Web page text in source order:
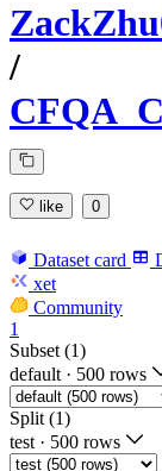
/
like 0
Dataset card
xet
Community
1
Subset (1)
default · 500 rows
Split (1)
test · 500 rows